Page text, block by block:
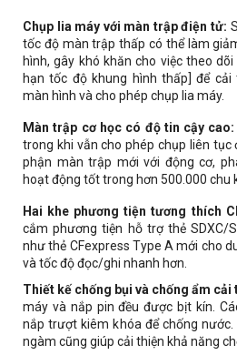
Chụp lia máy với màn trập điện tử:
tốc độ màn trập thấp có thể làm
hình, gây khó khăn cho việc theo
hạn tốc độ khung hình thấp] để
màn hình và cho phép chụp lia máy.
Màn trập cơ học có độ tin cậy cao:
trong khi vẫn cho phép chụp liên tục
phận màn trập mới với động cơ,
hoạt động tốt trong hơn 500.000 chu
Hai khe phương tiện tương thích
cắm phương tiện hỗ trợ thẻ SDXC/
như thẻ CFexpress Type A mới cho
và tốc độ đọc/ghi nhanh hơn.
Thiết kế chống bụi và chống ẩm cải
máy và nắp pin đều được bịt kín.
nắp trượt kiêm khóa để chống
ngàm cũng giúp cải thiện khả năng